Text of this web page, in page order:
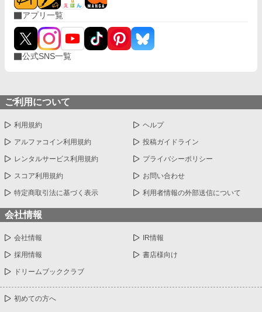
アプリ一覧
公式SNS一覧
ご利用について
利用規約 ヘルプ
アルファコイン利用規約 投稿ガイドライン
レンタルサービス利用規約 プライバシーポリシー
スコア利用規約 お問い合わせ
特定商取引法に基づく表示 利用者情報の外部送信について
会社情報
会社情報 IR情報
採用情報 書店様向け
ドリームブッククラブ
初めての方へ